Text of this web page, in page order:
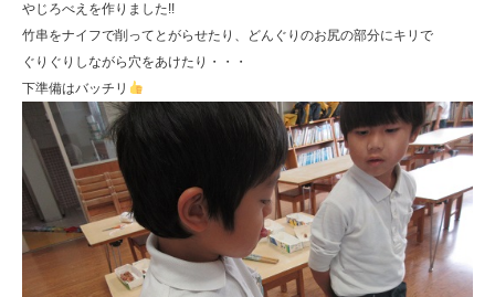
やじろべえを作りました!!
竹串をナイフで削ってとがらせたり、どんぐりのお尻の部分にキリで
ぐりぐりしながら穴をあけたり・・・
下準備はバッチリ